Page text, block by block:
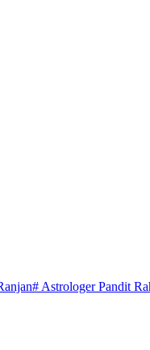
# Astrologer Pandit